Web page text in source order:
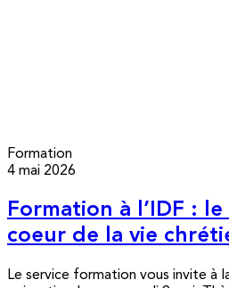
Formation
4 mai 2026
Formation à l’IDF :
coeur de la vie
Le service formation vous invite à